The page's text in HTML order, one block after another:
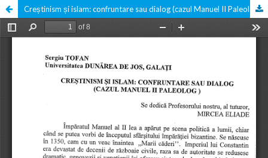
Creștinism și islam: confruntare sau dialog (cazul Manuel II Paleolog)